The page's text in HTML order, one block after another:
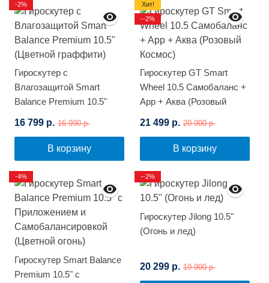
Гироскутер с
Влагозащитой Smart
Balance Premium 10.5"
(Цветной граффити)
16 799 р. 16 990 р.
В корзину
-2%
Гироскутер GT Smart
Wheel 10.5 Самобаланс +
App + Аква (Розовый
Космос)
21 499 р. 20 900 р.
В корзину
Хит!
--2%
Гироскутер Smart Balance
Premium 10.5" с
-4%
Гироскутер Jilong 10.5"
(Огонь и лед)
20 299 р. 19 900 р.
--2%